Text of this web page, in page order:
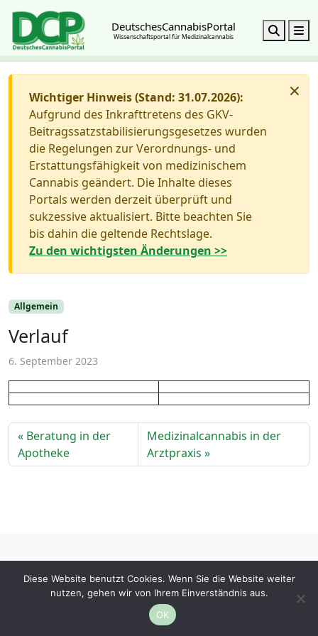
DeutschesCannabisPortal
Wissenschaftsportal für Medizinalcannabis Search
×
Wichtiger Hinweis (Stand: 31.07.2026):
Aufgrund des Inkrafttretens des GKV-
Beitragssatzstabilisierungsgesetzes wurden
die Regelungen zur Verordnungs- und
Erstattungsfähigkeit von medizinischem
Cannabis geändert. Die Inhalte dieses
Portals werden derzeit überprüft und
sukzessive aktualisiert. Bitte beachten Sie
bis dahin die geltende Rechtslage.
Zu den wichtigsten Änderungen >>
Allgemein
Verlauf
6. September 2023
Beratung in der
Apotheke
Medizinalcannabis in der
Arztpraxis
AGBs|Über uns| Kontakt|Impressum
2026 DeutschesCannabisPortal
Diese Website benutzt Cookies. Wenn Sie die Website weiter
nutzen, gehen wir von Ihrem Einverständnis aus.
OK